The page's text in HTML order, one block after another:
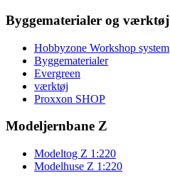
Byggematerialer og værktøj
Hobbyzone Workshop system
Byggematerialer
Evergreen
værktøj
Proxxon SHOP
Modeljernbane Z
Modeltog Z 1:220
Modelhuse Z 1:220